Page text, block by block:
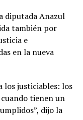
diputada Anazul
también por
e
en la nueva
los justiciables: los
tienen un
dijo la